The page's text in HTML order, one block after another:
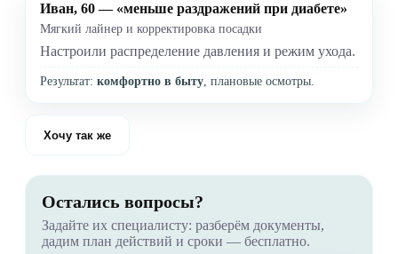
Иван, 60 — «меньше раздражений при диабете»
Мягкий лайнер и корректировка посадки
Настроили распределение давления и режим ухода.
Результат: комфортно в быту, плановые осмотры.
Хочу так же
Остались вопросы?
Задайте их специалисту: разберём документы,
дадим план действий и сроки — бесплатно.